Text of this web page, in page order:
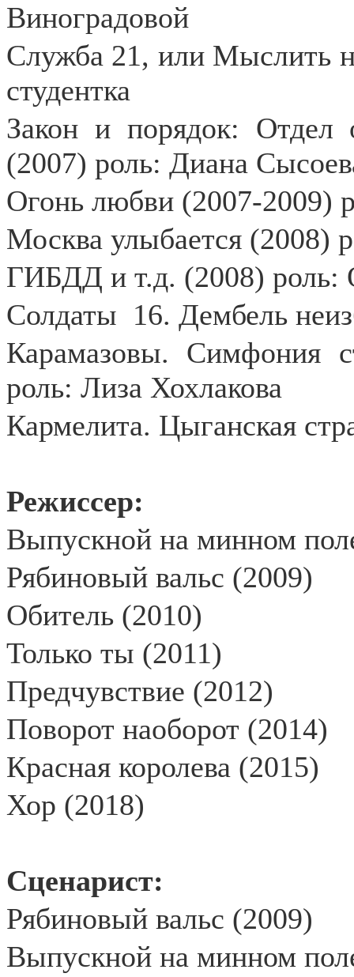
Виноградовой
Служба 21, или Мыслить
студентка
Закон и порядок: Отдел
(2007) роль: Диана
Огонь любви (2007-2009)
Москва улыбается (2008)
ГИБДД и т.д. (2008) роль:
Солдаты 16. Дембель
Карамазовы. Симфония
роль: Лиза Хохлакова
Кармелита. Цыганская
Режиссер:
Выпускной на минном
Рябиновый вальс (2009)
Обитель (2010)
Только ты (2011)
Предчувствие (2012)
Поворот наоборот (2014)
Красная королева (2015)
Хор (2018)
Сценарист:
Рябиновый вальс (2009)
Выпускной на минном